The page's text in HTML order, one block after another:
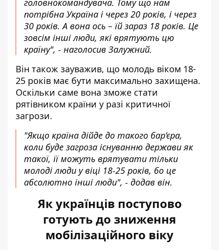
головнокомандувача. Тому що нам
потрібна Україна і через 20 років, і через
30 років. А вона ось – їй зараз 18 років. Це
зовсім інші люди, які врятують цю
країну", - наголосив Залужний.
Він також зауважив, що молодь віком 18-
25 років має бути максимально захищена.
Оскільки саме вона зможе стати
рятівником країни у разі критичної
загрози.
"Якщо країна дійде до такого бар’єра,
коли буде загроза існуванню держави як
такої, її можуть врятувати тільки
молоді люди у віці 18-25 років, бо це
абсолютно інші люди", - додав він.
Як українців поступово
готують до зниження
мобілізаційного віку